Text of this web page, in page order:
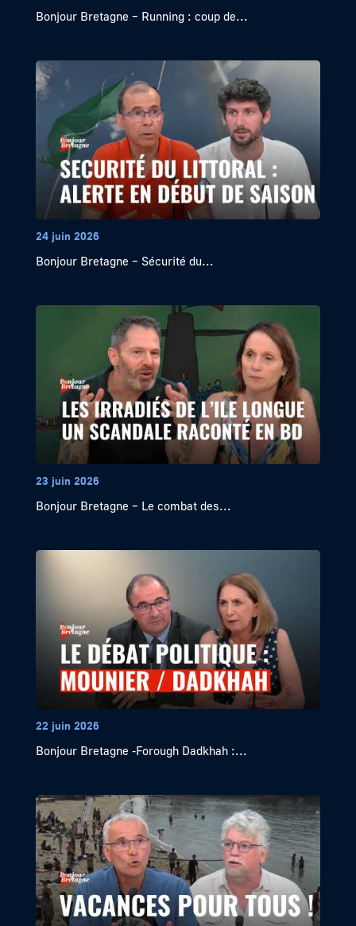
Bonjour Bretagne – Running : coup de...
24 juin 2026
Bonjour Bretagne – Sécurité du...
23 juin 2026
Bonjour Bretagne – Le combat des...
22 juin 2026
Bonjour Bretagne -Forough Dadkhah :...